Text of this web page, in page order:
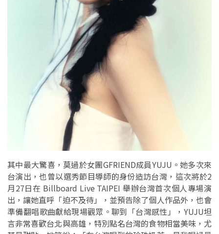
其中最大驚喜，莫過於女團GFRIEND成員YUJU。她多次來
台演出，也曾以選秀節目導師的身份造訪台灣，這次將於2
月27日在 Billboard Live TAIPEI 舉辦台灣首次個人專場演
出，讓她直呼「迫不及待」，並預告除了個人作品外，也會
準備翻唱歌曲獻給現場觀眾。聊到「台灣感性」，YUJU坦
言非常喜歡台北與高雄，特別點名台灣的食物相當美味，尤